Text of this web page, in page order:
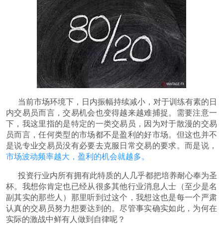
当前市场环境下，日内振幅持续减小，对于训练有素的日
内交易员而言，交易机会也变得越来越难捕捉。需要注意一
下，我这里指的是特定的一类交易员，因为对于散漫的交易
员而言，任何类型的市场都不是盈利的好市场。但这也并不
是说专业交易员没有必要去克服日常交易的要求。而是说，
市场波动频率越大，盈利的机会就越多。
投资行业内所有拥有此特质的人几乎都把培养耐心奉为圣
杯。我想你肯定也已经从很多其他行业消息人士（至少是名
副其实的那些人）那里听到过这个，我想这也是每一个严肃
认真的交易员努力想要达到的。尽管事实确实如此，为何在
实际的激战中鲜有人做到自律呢？